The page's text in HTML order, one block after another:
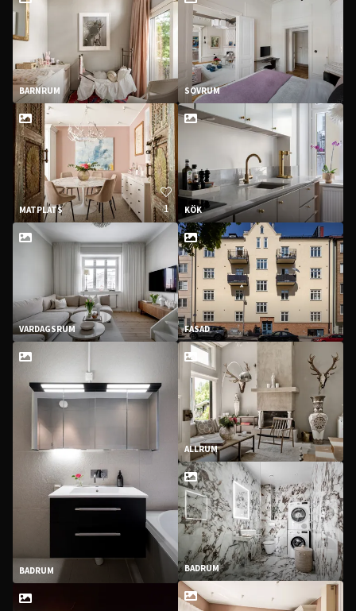
BARNRUM
MATPLATS 1
VARDAGSRUM
BADRUM
SOVRUM
KÖK
FASAD
ALLRUM
BADRUM